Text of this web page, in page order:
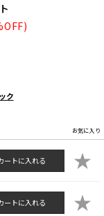
ク
お気に入り
ートに入れる ★
ートに入れる ★